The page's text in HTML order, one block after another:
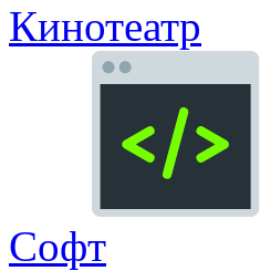
Кинотеатр
Софт